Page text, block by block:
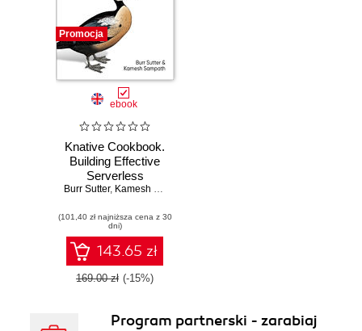
Promocja
ebook
Knative Cookbook.
Building Effective
Serverless
Applications with
OpenShift
Burr Sutter, Kamesh Sampath
(101,40 zł najniższa cena z 30
dni)
143.65 zł
169.00 zł (-15%)
Program partnerski - zarabiaj